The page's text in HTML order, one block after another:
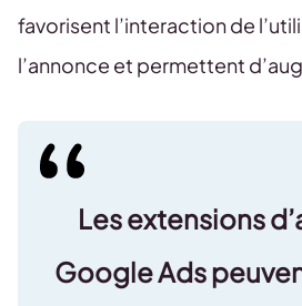
favorisent l’interaction de
l’annonce et permettent
Les extensions
Google Ads